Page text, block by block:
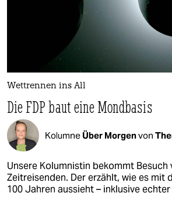
Wettrennen ins All
Die FDP baut eine Mondbasis
Kolumne Über Morgenvon
Unsere Kolumnistin bekommt Besuch
Zeitreisenden. Der erzählt, wie es mit
100 Jahren aussieht – inklusive